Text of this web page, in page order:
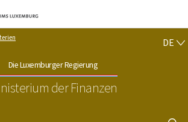
Zur Hauptnavigation
Zum Inhalt
Die Luxemburger Regierung
der Finanzen
DE